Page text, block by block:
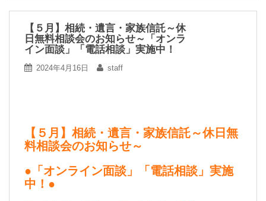
【５月】相続・遺言・家族信託～休
日無料相談会のお知らせ～「オンラ
イン面談」「電話相談」実施中！
2024年4月16日 staff
【５月】相続・遺言・家族信託～休日無
料相談会のお知らせ～
●「オンライン面談」「電話相談」実施
中！●